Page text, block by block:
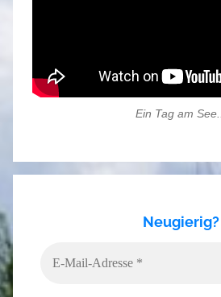
Ein Tag am See...
Neugierig?